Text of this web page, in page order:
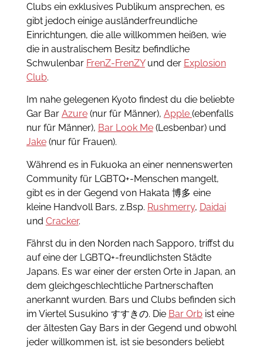
Clubs ein exklusives Publikum ansprechen, es
gibt jedoch einige ausländerfreundliche
Einrichtungen, die alle willkommen heißen, wie
die in australischem Besitz befindliche
Schwulenbar FrenZ-FrenZYund der Explosion
Club.
Im nahe gelegenen Kyoto findest du die beliebte
Gar Bar Azure(nur für Männer), Apple (ebenfalls
nur für Männer), Bar Look Me(Lesbenbar) und
Jake(nur für Frauen).
Während es in Fukuoka an einer nennenswerten
Community für LGBTQ+-Menschen mangelt,
gibt es in der Gegend von Hakata 博多 eine
kleine Handvoll Bars, z.Bsp. Rushmerry, Daidai
und Cracker.
Fährst du in den Norden nach Sapporo, triffst du
auf eine der LGBTQ+-freundlichsten Städte
Japans. Es war einer der ersten Orte in Japan, an
dem gleichgeschlechtliche Partnerschaften
anerkannt wurden. Bars und Clubs befinden sich
im Viertel Susukino すすきの. Die Bar Orbist eine
der ältesten Gay Bars in der Gegend und obwohl
jeder willkommen ist, ist sie besonders beliebt